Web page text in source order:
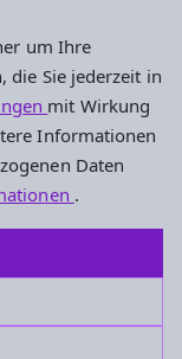
um Ihre
die Sie jederzeit in
mit Wirkung
Informationen
Daten
.